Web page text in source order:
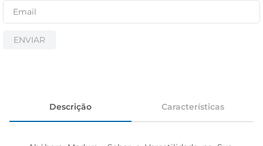
ENVIAR
Descrição Características